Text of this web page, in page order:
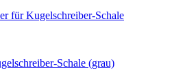
Schale (grau)